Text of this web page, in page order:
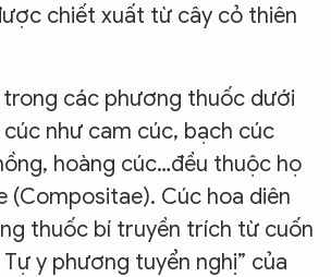
chiết xuất từ cây cỏ thiên
trong các phương thuốc dưới
như cam cúc, bạch cúc
hoàng cúc…đều thuộc họ
(Compositae). Cúc hoa diên
thuốc bí truyền trích từ cuốn
Tự y phương tuyển nghị” của